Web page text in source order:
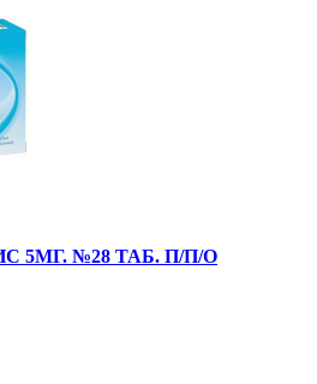
5МГ. №28 ТАБ. П/П/О